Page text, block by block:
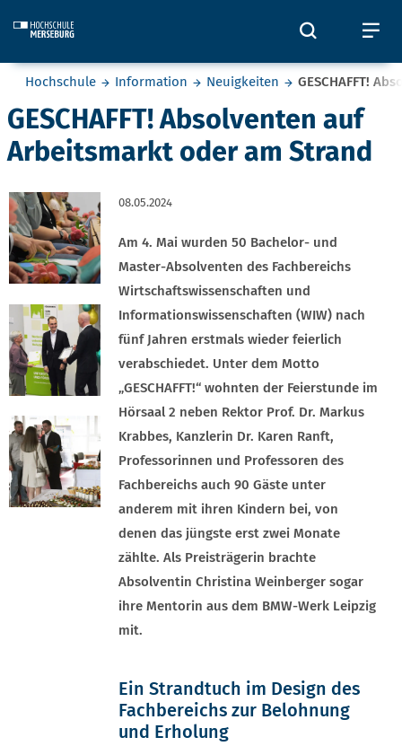
Öffnet
Sie befinden sich hier:
Hochschule Information Neuigkeiten GESCHAFFT!
GESCHAFFT! Absolventen auf
Arbeitsmarkt oder am Strand
08.05.2024
Am 4. Mai wurden 50 Bachelor- und
Master-Absolventen des Fachbereichs
Wirtschaftswissenschaften und
Informationswissenschaften (WIW) nach
fünf Jahren erstmals wieder feierlich
verabschiedet. Unter dem Motto
„GESCHAFFT!“ wohnten der Feierstunde im
Hörsaal 2 neben Rektor Prof. Dr. Markus
Krabbes, Kanzlerin Dr. Karen Ranft,
Professorinnen und Professoren des
Fachbereichs auch 90 Gäste unter
anderem mit ihren Kindern bei, von
denen das jüngste erst zwei Monate
zählte. Als Preisträgerin brachte
Absolventin Christina Weinberger sogar
ihre Mentorin aus dem BMW-Werk Leipzig
mit.
Ein Strandtuch im Design des
Fachbereichs zur Belohnung
und Erholung